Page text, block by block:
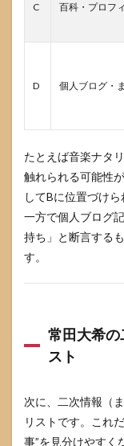
C 百科・プロフ
D 個人ブログ・
たとえば音楽ナタ
触れられる可能性
してBに位置づけら
一方で個人ブログ
持ち」と断言する
す。
常田大希の
スト
次に、二次情報（
リストです。これ
事”を見分けやすく